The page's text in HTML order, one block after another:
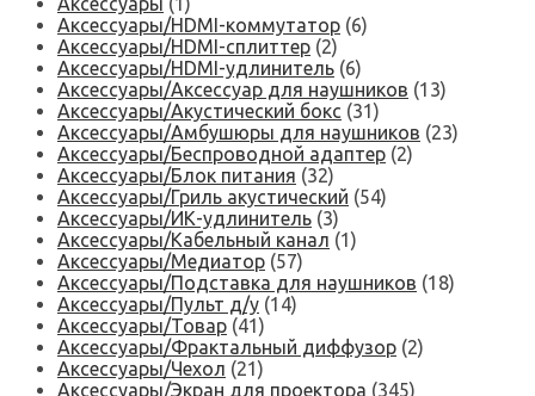
Аксессуары/HDMI-коммутатор (6)
Аксессуары/HDMI-сплиттер (2)
Аксессуары/HDMI-удлинитель (6)
Аксессуары/Аксессуар для наушников (13)
Аксессуары/Акустический бокс (31)
Аксессуары/Амбушюры для наушников (23)
Аксессуары/Беспроводной адаптер (2)
Аксессуары/Блок питания (32)
Аксессуары/Гриль акустический (54)
Аксессуары/ИК-удлинитель (3)
Аксессуары/Кабельный канал (1)
Аксессуары/Медиатор (57)
Аксессуары/Подставка для наушников (18)
Аксессуары/Пульт д/у (14)
Аксессуары/Товар (41)
Аксессуары/Фрактальный диффузор (2)
Аксессуары/Чехол (21)
Аксессуары/Экран для проектора (345)